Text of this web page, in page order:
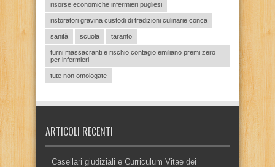
risorse economiche infermieri pugliesi
ristoratori gravina custodi di tradizioni culinarie conca
sanità scuola taranto
turni massacranti e rischio contagio emiliano premi zero
per infermieri
tute non omologate
ARTICOLI RECENTI
Casellari giudiziali e Curriculum Vitae dei